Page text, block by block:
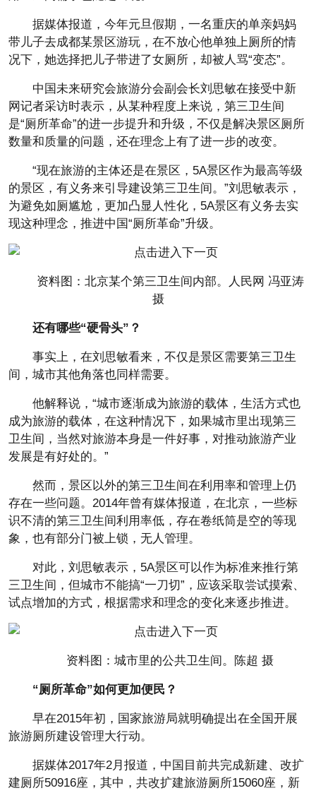
据媒体报道，今年元旦假期，一名重庆的单亲妈妈
带儿子去成都某景区游玩，在不放心他单独上厕所的情
况下，她选择把儿子带进了女厕所，却被人骂“变态”。
中国未来研究会旅游分会副会长刘思敏在接受中新
网记者采访时表示，从某种程度上来说，第三卫生间
是“厕所革命”的进一步提升和升级，不仅是解决景区厕所
数量和质量的问题，还在理念上有了进一步的改变。
“现在旅游的主体还是在景区，5A景区作为最高等级
的景区，有义务来引导建设第三卫生间。”刘思敏表示，
为避免如厕尴尬，更加凸显人性化，5A景区有义务去实
现这种理念，推进中国“厕所革命”升级。
资料图：北京某个第三卫生间内部。人民网 冯亚涛
摄
还有哪些“硬骨头”？
事实上，在刘思敏看来，不仅是景区需要第三卫生
间，城市其他角落也同样需要。
他解释说，“城市逐渐成为旅游的载体，生活方式也
成为旅游的载体，在这种情况下，如果城市里出现第三
卫生间，当然对旅游本身是一件好事，对推动旅游产业
发展是有好处的。”
然而，景区以外的第三卫生间在利用率和管理上仍
存在一些问题。2014年曾有媒体报道，在北京，一些标
识不清的第三卫生间利用率低，存在卷纸筒是空的等现
象，也有部分门被上锁，无人管理。
对此，刘思敏表示，5A景区可以作为标准来推行第
三卫生间，但城市不能搞“一刀切”，应该采取尝试摸索、
试点增加的方式，根据需求和理念的变化来逐步推进。
资料图：城市里的公共卫生间。陈超 摄
“厕所革命”如何更加便民？
早在2015年初，国家旅游局就明确提出在全国开展
旅游厕所建设管理大行动。
据媒体2017年2月报道，中国目前共完成新建、改扩
建厕所50916座，其中，共改扩建旅游厕所15060座，新